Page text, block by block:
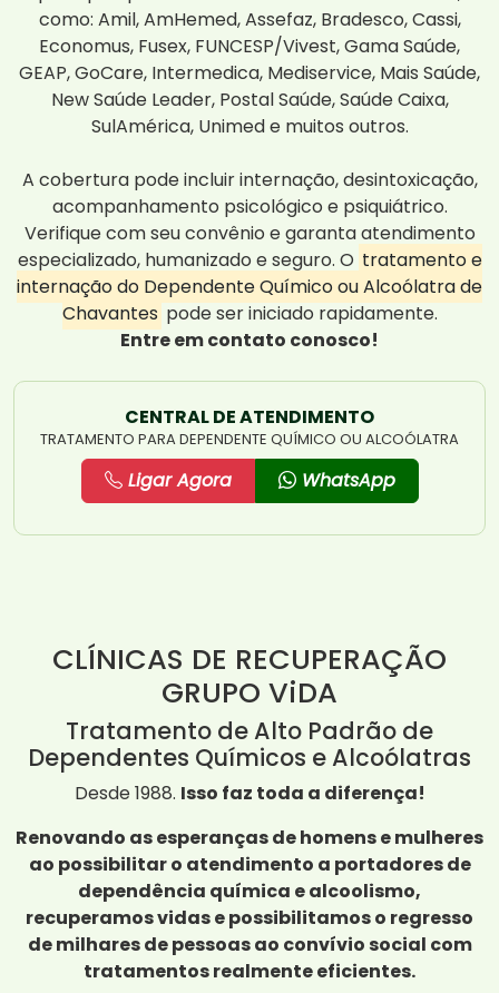
como: Amil, AmHemed, Assefaz, Bradesco, Cassi,
Economus, Fusex, FUNCESP/Vivest, Gama Saúde,
GEAP, GoCare, Intermedica, Mediservice, Mais Saúde,
New Saúde Leader, Postal Saúde, Saúde Caixa,
SulAmérica, Unimed e muitos outros.
A cobertura pode incluir internação, desintoxicação,
acompanhamento psicológico e psiquiátrico.
Verifique com seu convênio e garanta atendimento
especializado, humanizado e seguro. O tratamento e
internação do Dependente Químico ou Alcoólatra de
Chavantes pode ser iniciado rapidamente.
Entre em contato conosco!
CENTRAL DE ATENDIMENTO
TRATAMENTO PARA DEPENDENTE QUÍMICO OU ALCOÓLATRA
Ligar Agora WhatsApp
CLÍNICAS DE RECUPERAÇÃO
GRUPO ViDA
Tratamento de Alto Padrão de
Dependentes Químicos e Alcoólatras
Desde 1988. Isso faz toda a diferença!
Renovando as esperanças de homens e mulheres
ao possibilitar o atendimento a portadores de
dependência química e alcoolismo,
recuperamos vidas e possibilitamos o regresso
de milhares de pessoas ao convívio social com
tratamentos realmente eficientes.